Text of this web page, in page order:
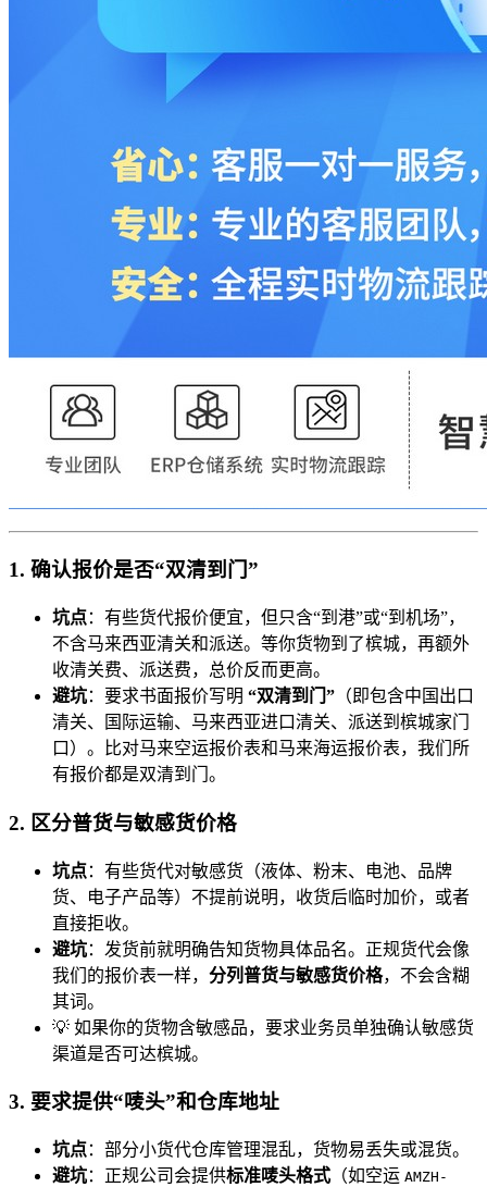
1. 确认报价是否“双清到门”
坑点：有些货代报价便宜，但只含“到港”或“到机场”，
不含马来西亚清关和派送。等你货物到了槟城，再额外
收清关费、派送费，总价反而更高。
避坑：要求书面报价写明 “双清到门” （即包含中国出口
清关、国际运输、马来西亚进口清关、派送到槟城家门
口）。比对马来空运报价表和马来海运报价表，我们所
有报价都是双清到门。
2. 区分普货与敏感货价格
坑点：有些货代对敏感货（液体、粉末、电池、品牌
货、电子产品等）不提前说明，收货后临时加价，或者
直接拒收。
避坑：发货前就明确告知货物具体品名。正规货代会像
我们的报价表一样， 分列普货与敏感货价格，不会含糊
其词。
💡 如果你的货物含敏感品，要求业务员单独确认敏感货
渠道是否可达槟城。
3. 要求提供“唛头”和仓库地址
坑点：部分小货代仓库管理混乱，货物易丢失或混货。
避坑：正规公司会提供标准唛头格式 （如空运 AMZH-